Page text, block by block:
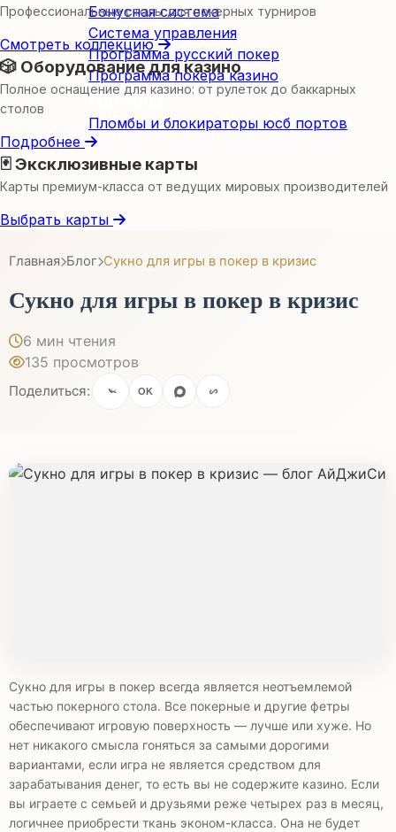
Бонусная система
Система управления
Программа русский покер
Программа покера казино
Пломбы
Пломбы и блокираторы юсб портов
Профессиональные столы для покерных турниров
Смотреть коллекцию
🎲 Оборудование для казино
Полное оснащение для казино: от рулеток до баккарных
столов
Подробнее
🃏 Эксклюзивные карты
Карты премиум-класса от ведущих мировых производителей
Выбрать карты
Главная Блог Сукно для игры в покер в кризис
Сукно для игры в покер в кризис
6 мин чтения
135 просмотров
Поделиться: OK
Сукно для игры в покер всегда является неотъемлемой
частью покерного стола. Все покерные и другие фетры
обеспечивают игровую поверхность — лучше или хуже. Но
нет никакого смысла гоняться за самыми дорогими
вариантами, если игра не является средством для
зарабатывания денег, то есть вы не содержите казино. Если
вы играете с семьей и друзьями реже четырех раз в месяц,
логичнее приобрести ткань эконом-класса. Она не будет